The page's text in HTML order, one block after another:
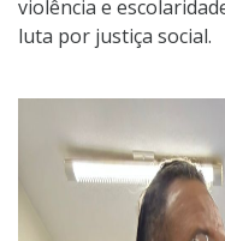
violência e
luta por justiça social.